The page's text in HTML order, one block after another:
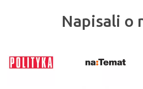
Napisali o